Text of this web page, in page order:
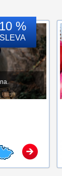
%
SLEVA